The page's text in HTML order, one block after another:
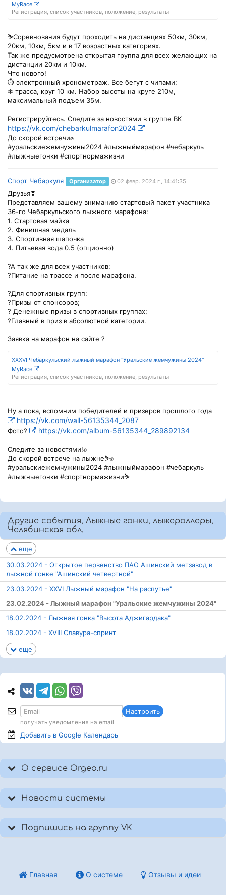
MyRace
Регистрация, список участников, положение, результаты
⛷Соревнования будут проходить на дистанциях 50км, 30км,
20км, 10км, 5км и в 17 возрастных категориях.
Так же предусмотрена открытая группа для всех желающих на
дистанции 20км и 10км.
Что нового!
⏱ электронный хронометраж. Все бегут с чипами;
❄ трасса, круг 10 км. Набор высоты на круге 210м,
максимальный подъем 35м.
Регистрируйтесь. Следите за новостями в группе ВК
https://vk.com/chebarkulmarafon2024
До скорой встречи✊
#уральскиежемчужины2024 #лыжныймарафон #чебаркуль
#лыжныегонки #спортнормажизни
Спорт Чебаркуля Организатор 02 февр. 2024 г., 14:41:35
Друзья❣
Представляем вашему вниманию стартовый пакет участника
36-го Чебаркульского лыжного марафона:
1. Стартовая майка
2. Финишная медаль
3. Спортивная шапочка
4. Питьевая вода 0.5 (опционно)
?А так же для всех участников:
?Питание на трассе и после марафона.
?Для спортивных групп:
?Призы от спонсоров;
? Денежные призы в спортивных группах;
?Главный в приз в абсолютной категории.
Заявка на марафон на сайте ?
XXXVI Чебаркульский лыжный марафон "Уральские жемчужины 2024" -
MyRace
Регистрация, список участников, положение, результаты
Ну а пока, вспомним победителей и призеров прошлого года
https://vk.com/wall-56135344_2087
Фото? https://vk.com/album-56135344_289892134
Следите за новостями!✊
До скорой встрече на лыжне⛷✊
#уральскиежемчужины2024 #лыжныймарафон #чебаркуль
#лыжныегонки #спортнормажизни⛷
Другие события, Лыжные гонки, лыжероллеры,
Челябинская обл.
еще
30.03.2024 - Открытое первенство ПАО Ашинский метзавод в
лыжной гонке "Ашинский четвертной"
23.03.2024 - XXVI Лыжный марафон "На распутье"
23.02.2024 - Лыжный марафон "Уральские жемчужины 2024"
18.02.2024 - Лыжная гонка "Высота Аджигардака"
18.02.2024 - XVIII Славура-спринт
еще
Настроить
получать уведомления на email
Добавить в Google Календарь
О сервисе Orgeo.ru
Новости системы
Подпишись на группу VK
Главная О системе Отзывы и идеи